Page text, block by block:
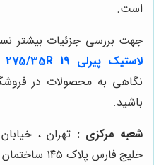
است.
جهت بررسی جزئیات بیشتر
لاستیک پیرلی 275/35R 19 گل P ZERO PZ4
نگاهی به محصولات در
باشید.
شعبه مرکزی : تهران ،
خلیج فارس پلاک ۱۴۵ ساختمان چرخ و یدک.